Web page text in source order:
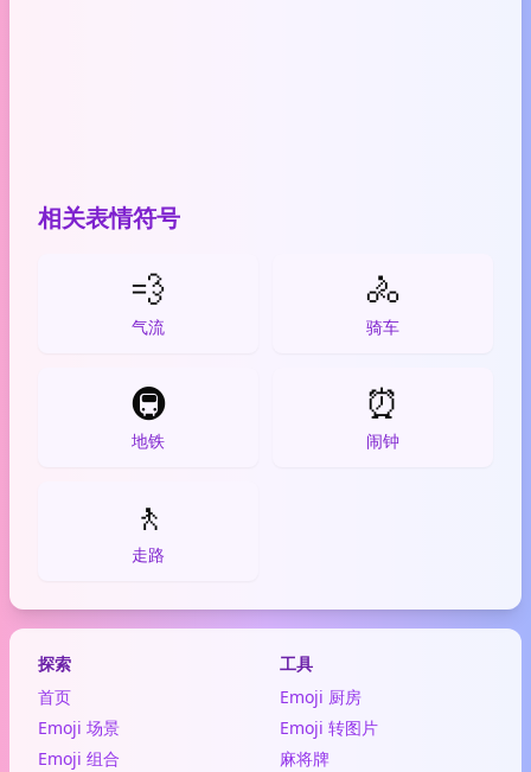
相关表情符号
💨
气流
🚴
骑车
🚇
地铁
⏰
闹钟
🚶
走路
探索
首页
Emoji 场景
Emoji 组合
工具
Emoji 厨房
Emoji 转图片
麻将牌